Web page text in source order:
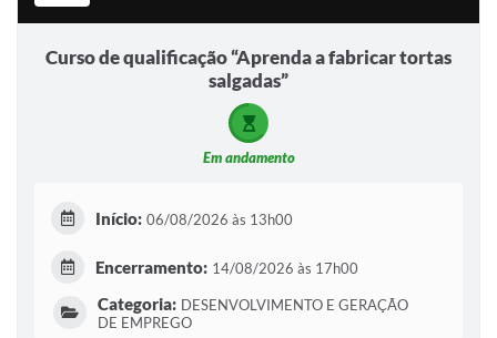
Curso de qualificação “Aprenda a fabricar tortas
salgadas”
Em andamento
Início: 06/08/2026 às 13h00
Encerramento: 14/08/2026 às 17h00
Categoria: DESENVOLVIMENTO E GERAÇÃO
DE EMPREGO